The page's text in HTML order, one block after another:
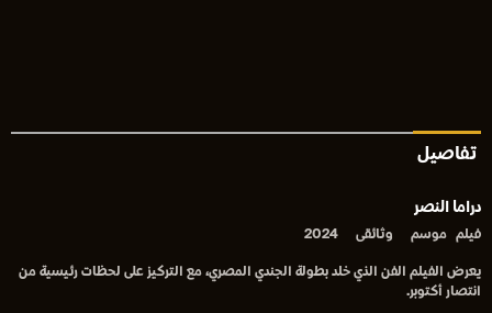
تفاصيل
دراما النصر
فيلم موسم وثائقى 2024
يعرض الفيلم الفن الذي خلد بطولة الجندي المصري، مع التركيز على لحظات رئيسية من
انتصار أكتوبر.